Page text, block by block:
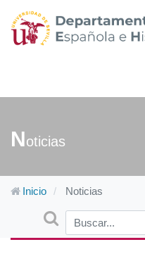
Noticias
Inicio Noticias
Type 2 or more